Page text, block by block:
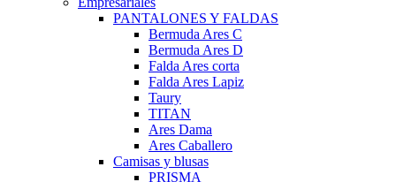
PANTALONES Y FALDAS
Bermuda Ares C
Bermuda Ares D
Falda Ares corta
Falda Ares Lapiz
Taury
TITAN
Ares Dama
Ares Caballero
Camisas y blusas
PRISMA